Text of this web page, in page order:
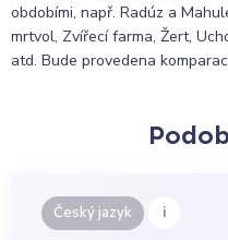
obdobími, např. Radúz a
mrtvol, Zvířecí farma, Žert,
atd. Bude provedena
Český jazyk i